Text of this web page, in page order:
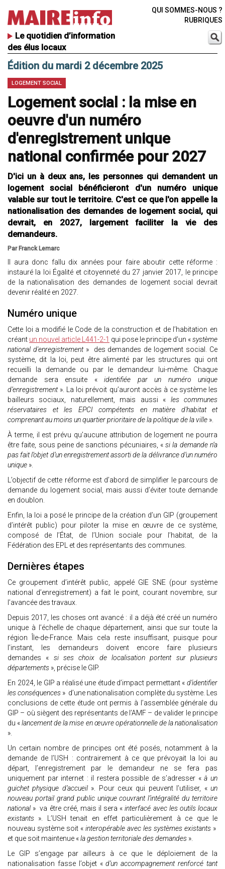
Le quotidien d’information
des élus locaux
QUI SOMMES-NOUS ?
RUBRIQUES
Édition du mardi 2 décembre 2025
LOGEMENT SOCIAL
Logement social : la mise en
oeuvre d'un numéro
d'enregistrement unique
national confirmée pour 2027
D'ici un à deux ans, les personnes qui demandent un
logement social bénéficieront d'un numéro unique
valable sur tout le territoire. C'est ce que l'on appelle la
nationalisation des demandes de logement social, qui
devrait, en 2027, largement faciliter la vie des
demandeurs.
Par Franck Lemarc
Il aura donc fallu dix années pour faire aboutir cette réforme :
instauré la loi Égalité et citoyenneté du 27 janvier 2017, le principe
de la nationalisation des demandes de logement social devrait
devenir réalité en 2027.
Numéro unique
Cette loi a modifié le Code de la construction et de l’habitation en
créant un nouvel article L441-2-1 qui pose le principe d’un «système
national d'enregistrement» des demandes de logement social. Ce
système, dit la loi, peut être alimenté par les structures qui ont
recueilli la demande ou par le demandeur lui-même. Chaque
demande sera ensuite «identifiée par un numéro unique
d’enregistrement». La loi prévoit qu’auront accès à ce système les
bailleurs sociaux, naturellement, mais aussi « les communes
réservataires et les EPCI compétents en matière d'habitat et
comprenant au moins un quartier prioritaire de la politique de la ville ».
À terme, il est prévu qu’aucune attribution de logement ne pourra
être faite, sous peine de sanctions pécuniaires, «si la demande n’a
pas fait l’objet d’un enregistrement assorti de la délivrance d’un numéro
unique ».
L’objectif de cette réforme est d’abord de simplifier le parcours de
demande du logement social, mais aussi d’éviter toute demande
en doublon.
Enfin, la loi a posé le principe de la création d’un GIP (groupement
d’intérêt public) pour piloter la mise en œuvre de ce système,
composé de l’État, de l’Union sociale pour l’habitat, de la
Fédération des EPL et des représentants des communes.
Dernières étapes
Ce groupement d’intérêt public, appelé GIE SNE (pour système
national d’enregistrement) a fait le point, courant novembre, sur
l’avancée des travaux.
Depuis 2017, les choses ont avancé : il a déjà été créé un numéro
unique à l’échelle de chaque département, ainsi que sur toute la
région Île-de-France. Mais cela reste insuffisant, puisque pour
l’instant, les demandeurs doivent encore faire plusieurs
demandes « si ses choix de localisation portent sur plusieurs
départements », précise le GIP.
En 2024, le GIP a réalisé une étude d’impact permettant « d’identifier
les conséquences » d’une nationalisation complète du système. Les
conclusions de cette étude ont permis à l’assemblée générale du
GIP – où siègent des représentants de l’AMF – de valider le principe
du «lancement de la mise en œuvre opérationnelle de la nationalisation
».
Un certain nombre de principes ont été posés, notamment à la
demande de l’USH : contrairement à ce que prévoyait la loi au
départ, l’enregistrement par le demandeur ne se fera pas
uniquement par internet : il restera possible de s’adresser «à un
guichet physique d’accueil ». Pour ceux qui peuvent l’utiliser, «un
nouveau portail grand public unique couvrant l’intégralité du territoire
national » va être créé, mais il sera «interfacé avec les outils locaux
existants ». L’USH tenait en effet particulièrement à ce que le
nouveau système soit « interopérable avec les systèmes existants »
et que soit maintenue «la gestion territoriale des demandes ».
Le GIP s’engage par ailleurs à ce que le déploiement de la
nationalisation fasse l’objet «d’un accompagnement renforcé tant